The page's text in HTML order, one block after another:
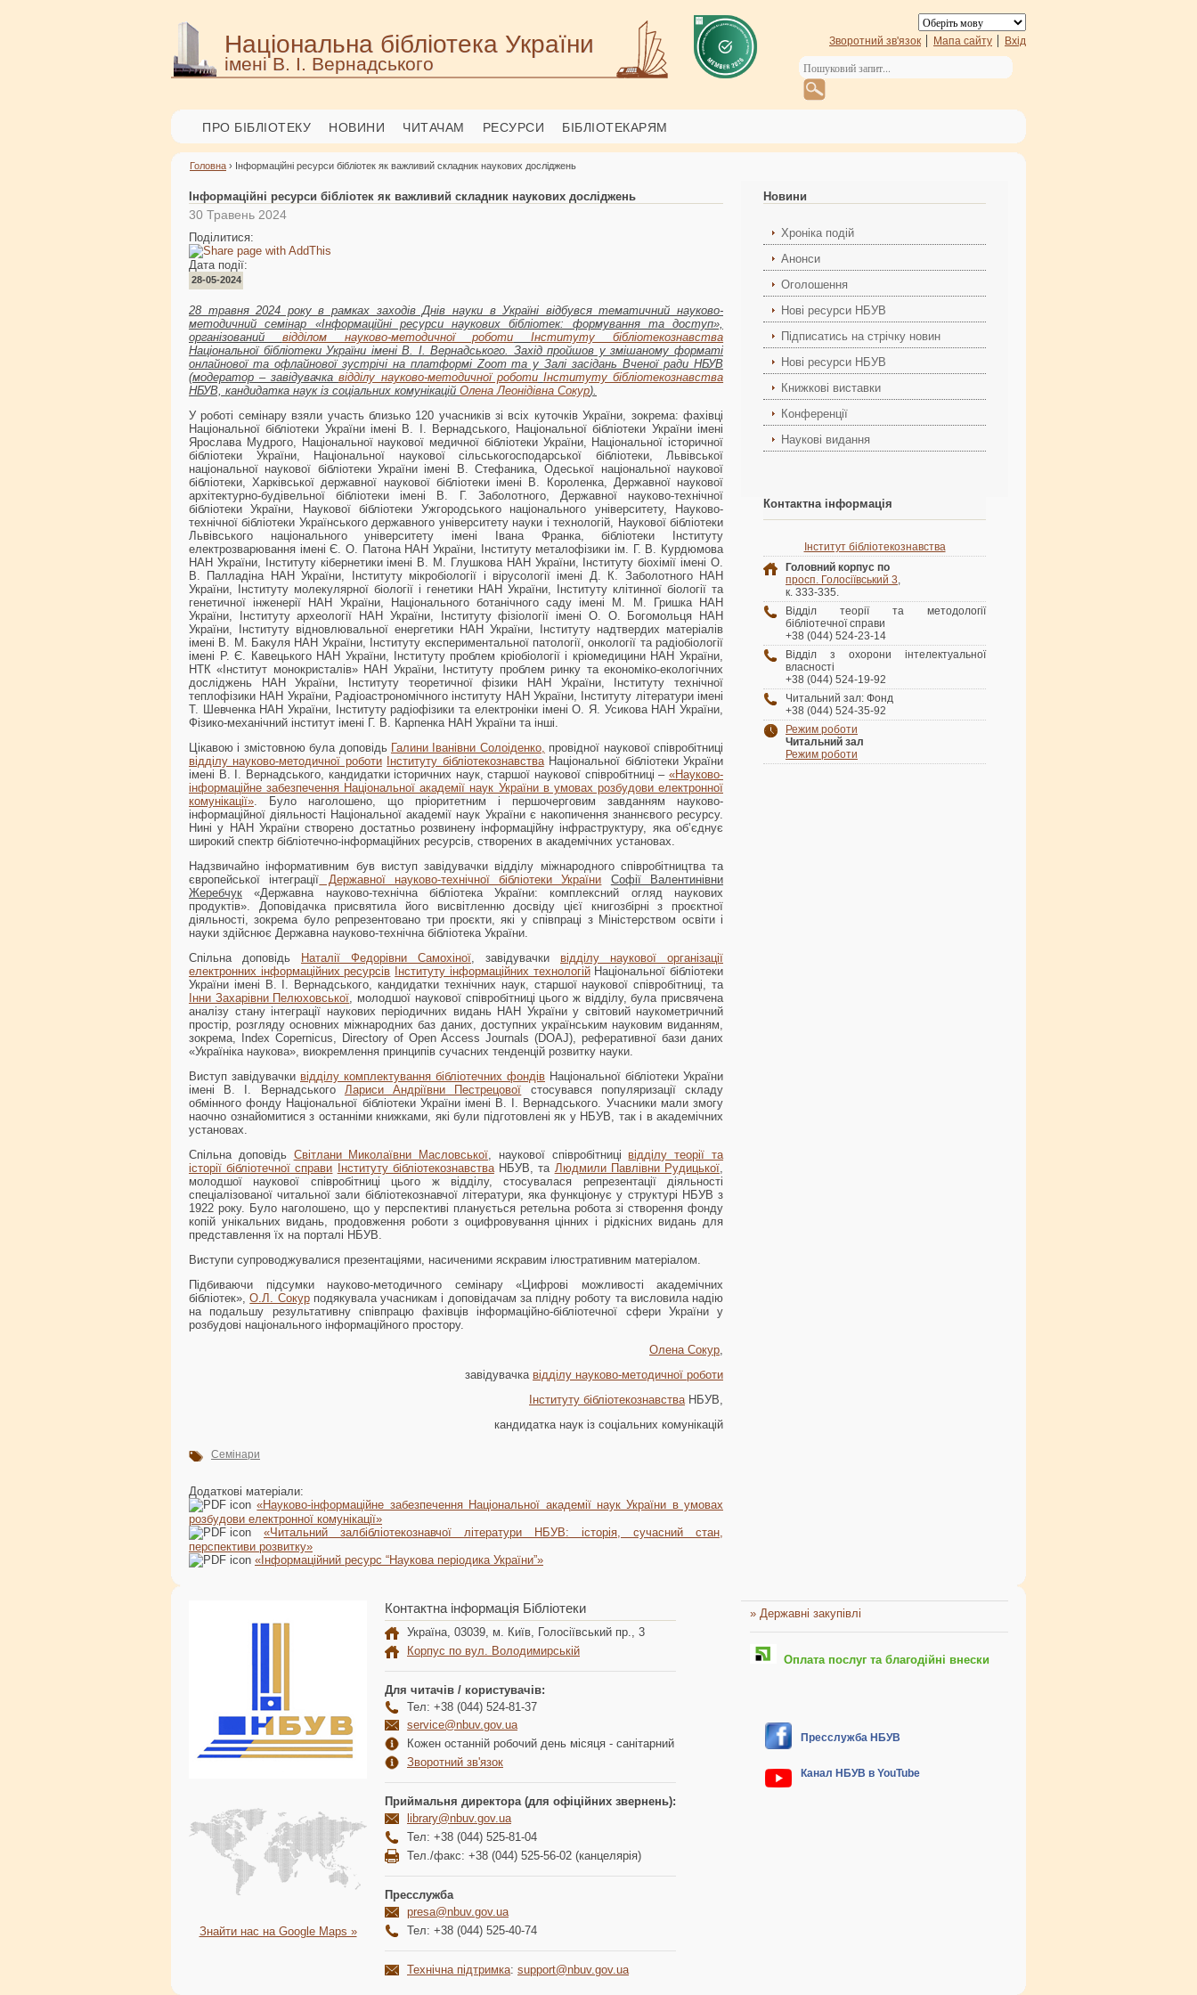
Національна бібліотека України
імені В. І. Вернадського
Зворотний зв'язок Мапа сайту Вхід
ПРО БІБЛІОТЕКУ НОВИНИ ЧИТАЧАМ РЕСУРСИ БІБЛІОТЕКАРЯМ
Головна › Інформаційні ресурси бібліотек як важливий складник наукових досліджень
Інформаційні ресурси бібліотек як важливий складник наукових досліджень
30 Травень 2024
Поділитися:
Дата події:
28-05-2024
28 травня 2024 року в рамках заходів Днів науки в Україні відбувся тематичний науково-
методичний семінар «Інформаційні ресурси наукових бібліотек: формування та доступ»,
організований відділом науково-методичної роботи
Інституту бібліотекознавства
Національної бібліотеки України імені В. І. Вернадського. Захід пройшов у змішаному форматі
онлайнової та офлайнової зустрічі на платформі Zoom та у Залі засідань Вченої ради НБУВ
(модератор ‒ завідувачкавідділу науково-методичної роботи Інституту бібліотекознавства
НБУВ, кандидатка наук із соціальних комунікацій Олена Леонідівна Сокур).
У роботі семінару взяли участь близько 120 учасників зі всіх куточків України, зокрема: фахівці
Національної бібліотеки України імені В. І. Вернадського, Національної бібліотеки України імені
Ярослава Мудрого, Національної наукової медичної бібліотеки України, Національної історичної
бібліотеки України, Національної наукової сільськогосподарської бібліотеки, Львівської
національної наукової бібліотеки України імені В. Стефаника, Одеської національної наукової
бібліотеки, Харківської державної наукової бібліотеки імені В. Короленка, Державної наукової
архітектурно-будівельної бібліотеки імені В. Г. Заболотного, Державної науково-технічної
бібліотеки України, Наукової бібліотеки Ужгородського національного університету, Науково-
технічної бібліотеки Українського державного університету науки і технологій, Наукової бібліотеки
Львівського національного університету імені Івана Франка, бібліотеки Інституту
електрозварювання імені Є. О. Патона НАН України, Інституту металофізики ім. Г. В. Курдюмова
НАН України, Інституту кібернетики імені В. М. Глушкова НАН України, Інституту біохімії імені О.
В. Палладіна НАН України, Інституту мікробіології і вірусології імені Д. К. Заболотного НАН
України, Інституту молекулярної біології і генетики НАН України, Інституту клітинної біології та
генетичної інженерії НАН України, Національного ботанічного саду імені М. М. Гришка НАН
України, Інституту археології НАН України, Інституту фізіології імені О. О. Богомольця НАН
України, Інституту відновлювальної енергетики НАН України, Інституту надтвердих матеріалів
імені В. М. Бакуля НАН України, Інституту експериментальної патології, онкології та радіобіології
імені Р. Є. Кавецького НАН України, Інституту проблем кріобіології і кріомедицини НАН України,
НТК «Інститут монокристалів» НАН України, Інституту проблем ринку та економіко-екологічних
досліджень НАН України, Інституту теоретичної фізики НАН України, Інституту технічної
теплофізики НАН України, Радіоастрономічного інституту НАН України, Інституту літератури імені
Т. Шевченка НАН України, Інституту радіофізики та електроніки імені О. Я. Усикова НАН України,
Фізико-механічний інститут імені Г. В. Карпенка НАН України та інші.
Цікавою і змістовною була доповідь Галини Іванівни Солоіденко, провідної наукової співробітниці
відділу науково-методичної роботи
Інституту бібліотекознавстваНаціональної бібліотеки України
імені В. І. Вернадського, кандидатки історичних наук, старшої наукової співробітниці – «Науково-
інформаційне забезпечення Національної академії наук України в умовах розбудови електронної
комунікації» . Було наголошено, що пріоритетним і першочерговим завданням науково-
інформаційної діяльності Національної академії наук України є накопичення знаннєвого ресурсу.
Нині у НАН України створено достатньо розвинену інформаційну інфраструктуру, яка об’єднує
широкий спектр бібліотечно-інформаційних ресурсів, створених в академічних установах.
Надзвичайно інформативним був виступ завідувачки відділу міжнародного співробітництва та
європейської інтеграції Державної науково-технічної бібліотеки України
Софії Валентинівни
Жеребчук
«Державна науково-технічна бібліотека України: комплексний огляд наукових
продуктів». Доповідачка присвятила його висвітленню досвіду цієї книгозбірні з проєктної
діяльності, зокрема було репрезентовано три проєкти, які у співпраці з Міністерством освіти і
науки здійснює Державна науково-технічна бібліотека України.
Спільна доповідь
Наталії Федорівни Самохіної , завідувачки відділу наукової організації
електронних інформаційних ресурсів
Інституту інформаційних технологійНаціональної бібліотеки
України імені В. І. Вернадського, кандидатки технічних наук, старшої наукової співробітниці, та
Інни Захарівни Пелюховської , молодшої наукової співробітниці цього ж відділу, була присвячена
аналізу стану інтеграції наукових періодичних видань НАН України у світовий наукометричний
простір, розгляду основних міжнародних баз даних, доступних українським науковим виданням,
зокрема, Index Copernicus, Directory of Open Access Journals (DOAJ), реферативної бази даних
«Україніка наукова», виокремлення принципів сучасних тенденцій розвитку науки.
Виступ завідувачки відділу комплектування бібліотечних фондів Національної бібліотеки України
імені В. І. Вернадського Лариси Андріївни Пестрецової
стосувався популяризації складу
обмінного фонду Національної бібліотеки України імені В. І. Вернадського. Учасники мали змогу
наочно ознайомитися з останніми книжками, які були підготовлені як у НБУВ, так і в академічних
установах.
Спільна доповідь Світлани Миколаївни Масловської , наукової співробітниці відділу теорії та
історії бібліотечної справи
Інституту бібліотекознавстваНБУВ, та Людмили Павлівни Рудицької
молодшої наукової співробітниці цього ж відділу, стосувалася репрезентації діяльності
спеціалізованої читальної зали бібліотекознавчої літератури, яка функціонує у структурі НБУВ з
1922 року. Було наголошено, що у перспективі планується ретельна робота зі створення фонду
копій унікальних видань, продовження роботи з оцифровування цінних і рідкісних видань для
представлення їх на порталі НБУВ.
Виступи супроводжувалися презентаціями, насиченими яскравим ілюстративним матеріалом.
Підбиваючи підсумки науково-методичного семінару «Цифрові можливості академічних
бібліотек»,О.Л. Сокурподякувала учасникам і доповідачам за плідну роботу та висловила надію
на подальшу результативну співпрацю фахівців інформаційно-бібліотечної сфери України у
розбудові національного інформаційного простору.
Олена Сокур
завідувачка відділу науково-методичної роботи
Інституту бібліотекознавства НБУВ,
кандидатка наук із соціальних комунікацій
Семінари
Додаткові матеріали:
«Науково-інформаційне забезпечення Національної академії наук України в умовах
розбудови електронної комунікації»
«Читальний залбібліотекознавчої літератури НБУВ: історія, сучасний стан,
перспективи розвитку»
«Інформаційний ресурс “Наукова періодика України”»
Новини
Хроніка подій
Анонси
Оголошення
Нові ресурси НБУВ
Підписатись на стрічку новин
Нові ресурси НБУВ
Книжкові виставки
Конференції
Наукові видання
Контактна інформація
Інститут бібліотекознавства
Головний корпус по
просп. Голосіївський 3,
к. 333-335.
Відділ теорії та методології
бібліотечної справи
+38 (044) 524-23-14
Відділ з охорони інтелектуальної
власності
+38 (044) 524-19-92
Читальний зал: Фонд
+38 (044) 524-35-92
Режим роботи
Читальний зал
Режим роботи
Знайти нас на Google Maps »
Контактна інформація Бібліотеки
Україна, 03039, м. Київ, Голосіївський пр., 3
Корпус по вул. Володимирській
Для читачів / користувачів:
Тел: +38 (044) 524-81-37
service@nbuv.gov.ua
Кожен останній робочий день місяця - санітарний
Зворотний зв'язок
Приймальня директора (для офіційних звернень):
library@nbuv.gov.ua
Тел: +38 (044) 525-81-04
Тел./факс: +38 (044) 525-56-02 (канцелярія)
Пресслужба
presa@nbuv.gov.ua
Тел: +38 (044) 525-40-74
Технічна підтримка: support@nbuv.gov.ua
» Державні закупівлі
Оплата послуг та благодійні внески
Пресслужба НБУВ
Канал НБУВ в YouTube